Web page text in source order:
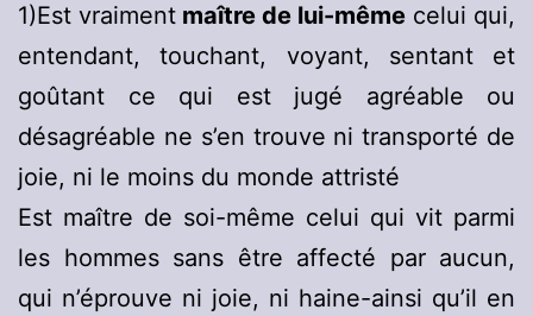
1)Est vraiment maître de lui-même celui qui,
entendant, touchant, voyant, sentant et
goûtant ce qui est jugé agréable ou
désagréable ne s’en trouve ni transporté de
joie, ni le moins du monde attristé
Est maître de soi-même celui qui vit parmi
les hommes sans être affecté par aucun,
qui n’éprouve ni joie, ni haine-ainsi qu’il en